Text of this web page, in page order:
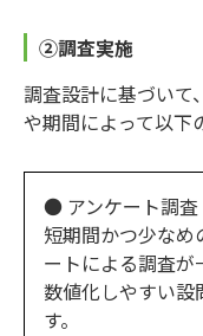
②調査実施
調査設計に基づいて
や期間によって以下
● アンケート調査
短期間かつ少なめ
ートによる調査が
数値化しやすい設
す。